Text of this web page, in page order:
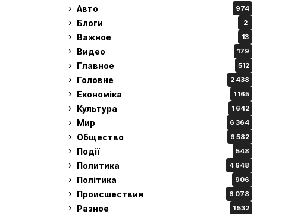
Авто 974
Блоги 2
Важное 13
Видео 179
Главное 512
Головне 2 438
Економіка 1 165
Культура 1 642
Мир 6 364
Общество 6 582
Події 548
Политика 4 648
Політика 906
Происшествия 6 078
Разное 1 532